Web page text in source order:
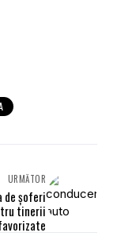
URMĂTOR
de şoferi
tinerii